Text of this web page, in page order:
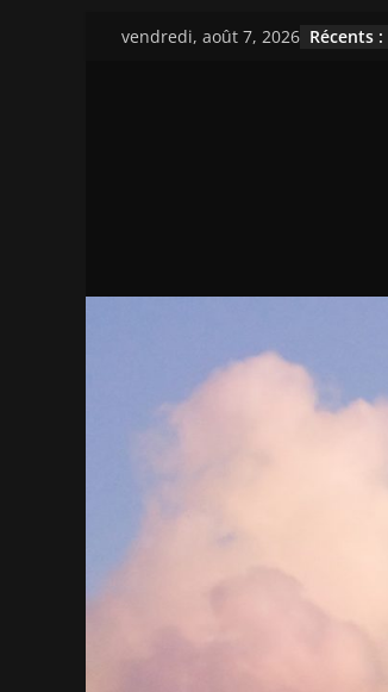
Passervendredi, août 7, 2026 Récents :